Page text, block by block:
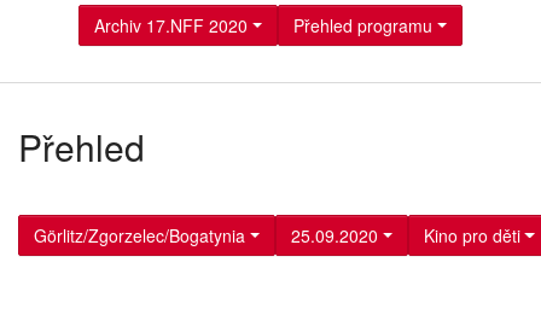
Archiv 17.NFF 2020 Přehled programu
Přehled
Görlitz/Zgorzelec/Bogatynia 25.09.2020 Kino pro děti